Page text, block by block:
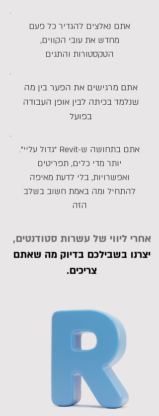
אתם נאלצים להגדיר כל פעם
מחדש את עובי הקווים,
הטקסטורות והתגים
אתם מרגישים את הפער בין מה
שנלמד בכיתה לבין אופן העבודה
בפועל
אתם בתחושה ש-Revit “גדול עליי”.
יותר מדי כלים, תפריטים
ואפשרויות, בלי לדעת מאיפה
להתחיל ומה באמת חשוב בשלב
הזה
אחרי ליווי של עשרות סטודנטים,
יצרנו בשבילכם בדיוק מה שאתם
צריכים.